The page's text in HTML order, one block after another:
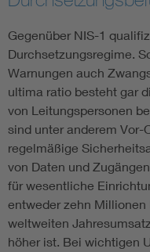
Gegenüber NIS-1
Durchsetzungsregime.
Warnungen auch
ultima ratio besteht gar
von Leitungspersonen
sind unter anderem Vor-
regelmäßige
von Daten und
für wesentliche
entweder zehn
weltweiten
höher ist. Bei wichtigen